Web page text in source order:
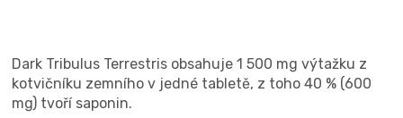
Dark Tribulus Terrestris obsahuje 1 500 mg výtažku z
kotvičníku zemního v jedné tabletě, z toho 40 % (600
mg) tvoří saponin.